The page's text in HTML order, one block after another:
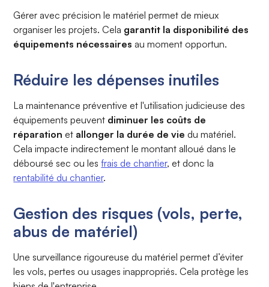
Gérer avec précision le matériel permet de mieux
organiser les projets. Cela garantit la disponibilité des
équipements nécessaires au moment opportun.
Réduire les dépenses inutiles
La maintenance préventive et l'utilisation judicieuse des
équipements peuvent diminuer les coûts de
réparationet allonger la durée de vie du matériel.
Cela impacte indirectement le montant alloué dans le
déboursé sec ou lesfrais de chantier, et donc la
rentabilité du chantier.
Gestion des risques (vols, perte,
abus de matériel)
Une surveillance rigoureuse du matériel permet d’éviter
les vols, pertes ou usages inappropriés. Cela protège les